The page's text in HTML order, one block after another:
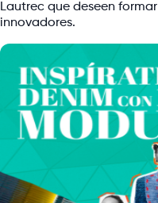
Lautrec que deseen
innovadores.